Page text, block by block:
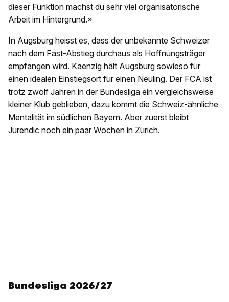
dieser Funktion machst du sehr viel organisatorische
Arbeit im Hintergrund.»
In Augsburg heisst es, dass der unbekannte Schweizer
nach dem Fast-Abstieg durchaus als Hoffnungsträger
empfangen wird. Kaenzig hält Augsburg sowieso für
einen idealen Einstiegsort für einen Neuling. Der FCA ist
trotz zwölf Jahren in der Bundesliga ein vergleichsweise
kleiner Klub geblieben, dazu kommt die Schweiz-ähnliche
Mentalität im südlichen Bayern. Aber zuerst bleibt
Jurendic noch ein paar Wochen in Zürich.
Bundesliga 2026/27